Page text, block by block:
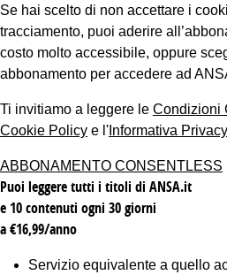
Se hai scelto di non accettare i
tracciamento, puoi aderire
costo molto accessibile, oppure
abbonamento per accedere ad
Ti invitiamo a leggere le Condizioni
Cookie Policy e l' Informativa Privacy
ABBONAMENTO CONSENTLESS
Puoi leggere tutti i titoli di ANSA.it
e 10 contenuti ogni 30 giorni
a €16,99/anno
Servizio equivalente a quello